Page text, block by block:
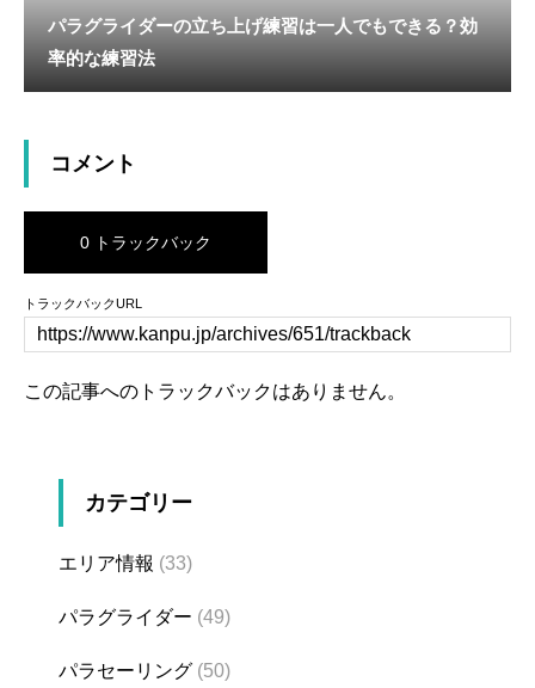
パラグライダーの立ち上げ練習は一人でもできる？効
率的な練習法
コメント
0 トラックバック
トラックバックURL
この記事へのトラックバックはありません。
カテゴリー
エリア情報 (33)
パラグライダー (49)
パラセーリング (50)